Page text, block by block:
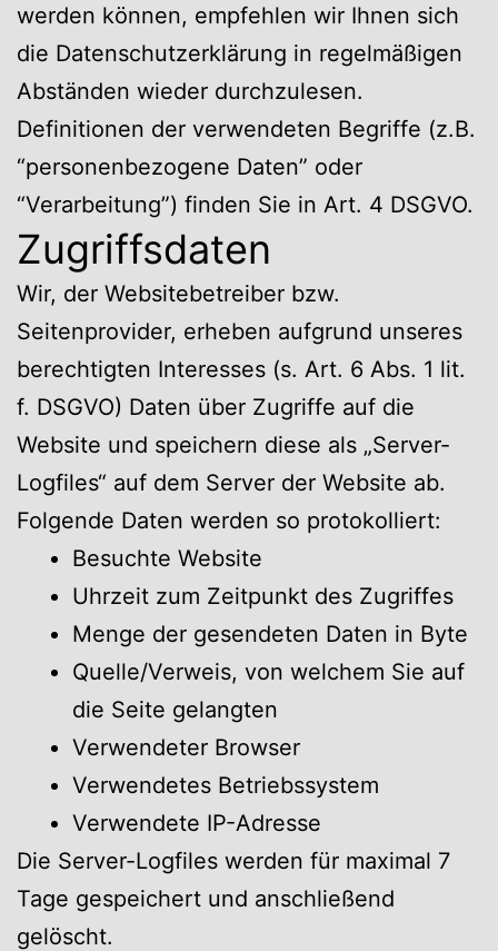
werden können, empfehlen wir Ihnen sich
die Datenschutzerklärung in regelmäßigen
Abständen wieder durchzulesen.
Definitionen der verwendeten Begriffe (z.B.
“personenbezogene Daten” oder
“Verarbeitung”) finden Sie in Art. 4 DSGVO.
Zugriffsdaten
Wir, der Websitebetreiber bzw.
Seitenprovider, erheben aufgrund unseres
berechtigten Interesses (s. Art. 6 Abs. 1 lit.
f. DSGVO) Daten über Zugriffe auf die
Website und speichern diese als „Server-
Logfiles“ auf dem Server der Website ab.
Folgende Daten werden so protokolliert:
Besuchte Website
Uhrzeit zum Zeitpunkt des Zugriffes
Menge der gesendeten Daten in Byte
Quelle/Verweis, von welchem Sie auf
die Seite gelangten
Verwendeter Browser
Verwendetes Betriebssystem
Verwendete IP-Adresse
Die Server-Logfiles werden für maximal 7
Tage gespeichert und anschließend
gelöscht.